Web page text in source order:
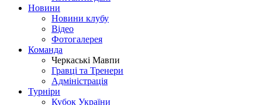
Новини
Новини клубу
Відео
Фотогалерея
Команда
Черкаські Мавпи
Гравці та Тренери
Адміністрація
Турніри
Кубок України